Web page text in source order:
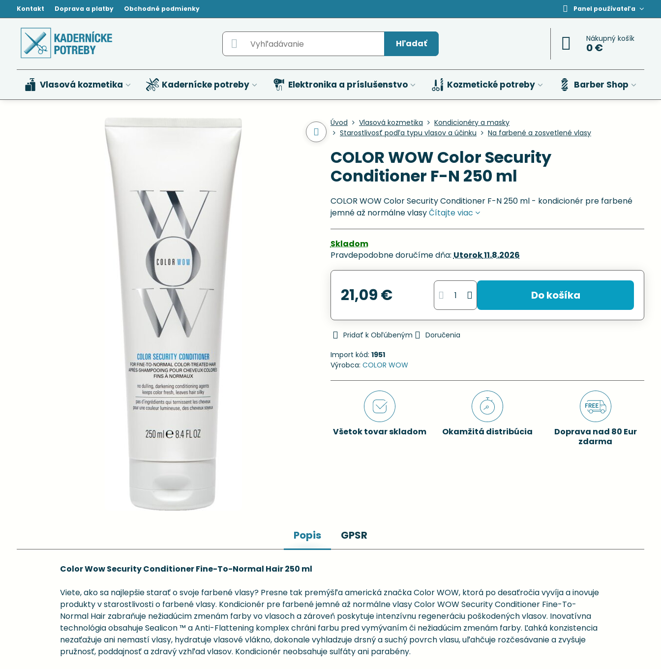
Kontakt Doprava a platby Obchodné podmienky Panel používateľa
Hľadať Nákupný košík
0 €
Vlasová kozmetika Kadernícke potreby Elektronika a príslušenstvo Kozmetické potreby Barber Shop
Úvod Vlasová kozmetika
Kondicionéry a masky
Starostlivosť podľa typu vlasov a účinku
Na farbené a zosvetlené vlasy
COLOR WOW Color Security
Conditioner F-N 250 ml
COLOR WOW Color Security Conditioner F-N 250 ml - kondicionér pre farbené
jemné až normálne vlasyČítajte viac
Skladom
Pravdepodobne doručíme dňa:Utorok11.8.2026
21,09 € Do košíka
Pridať k Obľúbeným
Doručenia
Import kód: 1951
Výrobca: COLOR WOW
Všetok tovar skladom Okamžitá distribúcia
Doprava nad 80 Eur
zdarma
Popis GPSR
Color Wow Security Conditioner Fine-To-Normal Hair 250 ml
Viete, ako sa najlepšie starať o svoje farbené vlasy? Presne tak premýšľa americká značka Color WOW, ktorá po desaťročia vyvíja a inovuje
produkty v starostlivosti o farbené vlasy. Kondicionér pre farbené jemné až normálne vlasy Color WOW Security Conditioner Fine-To-
Normal Hair zabraňuje nežiadúcim zmenám farby vo vlasoch a zároveň poskytuje intenzívnu regeneráciu poškodených vlasov. Inovatívna
technológia obsahuje Sealicon ™ a Anti-Flattening komplex chráni farbu pred vymývaním či nežiadúcim zmenám farby. Ľahká konzistencia
nezaťažuje ani nemastí vlasy, hydratuje vlasové vlákno, dokonale vyhladzuje drsný a suchý povrch vlasu, uľahčuje rozčesávanie a zvyšuje
pružnosť, poddajnosť a zdravý vzhľad vlasov. Kondicionér neobsahuje sulfáty ani parabény.